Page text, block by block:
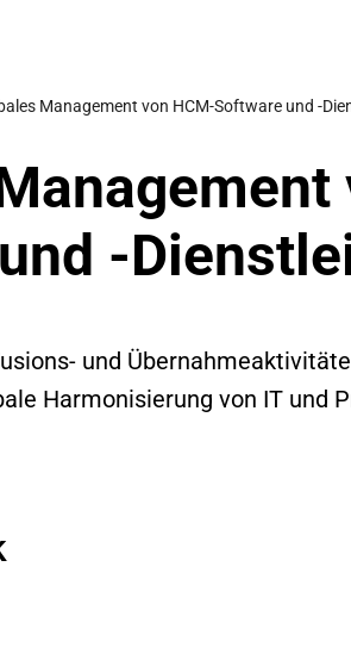
Management von HCM-Software und -
-
und
Harmonisierung von IT und